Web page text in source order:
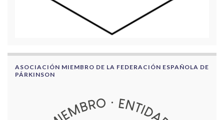
ASOCIACIÓN MIEMBRO DE LA FEDERACIÓN ESPAÑOLA DE
PÁRKINSON